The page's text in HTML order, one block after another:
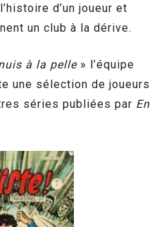
d’un joueur et
un club à la dérive.
à la pelle» l’équipe
une sélection de joueurs
séries publiées par En